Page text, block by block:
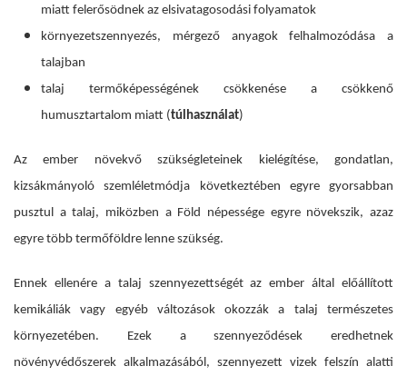
miatt felerősödnek az elsivatagosodási folyamatok
környezetszennyezés, mérgező anyagok felhalmozódása a
talajban
talaj termőképességének csökkenése a csökkenő
humusztartalom miatt (túlhasználat)
Az ember növekvő szükségleteinek kielégítése, gondatlan,
kizsákmányoló szemléletmódja következtében egyre gyorsabban
pusztul a talaj, miközben a Föld népessége egyre növekszik, azaz
egyre több termőföldre lenne szükség.
Ennek ellenére a talaj szennyezettségét az ember által előállított
kemikáliák vagy egyéb változások okozzák a talaj természetes
környezetében. Ezek a szennyeződések eredhetnek
növényvédőszerek alkalmazásából, szennyezett vizek felszín alatti